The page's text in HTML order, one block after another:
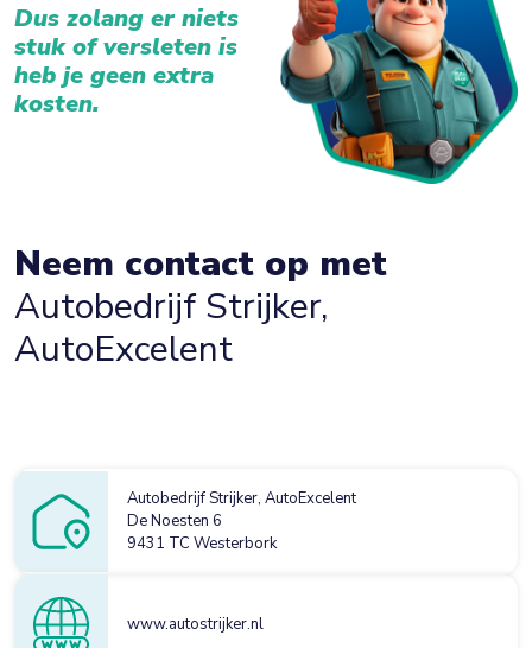
Dus zolang er niets
stuk of versleten is
heb je geen extra
kosten.
Neem contact op met
Autobedrijf Strijker,
AutoExcelent
Autobedrijf Strijker, AutoExcelent
De Noesten 6
9431 TC Westerbork
www.autostrijker.nl